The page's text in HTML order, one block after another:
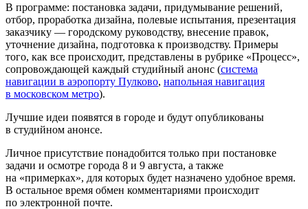
В программе: постановка задачи, придумывание решений,
отбор, проработка дизайна, полевые испытания, презентация
заказчику — городскому руководству, внесение правок,
уточнение дизайна, подготовка к производству. Примеры
того, как все происходит, представлены в рубрике «Процесс»,
сопровождающей каждый студийный анонс (система
навигации в аэропорту Пулково, напольная навигация
в московском метро).
Лучшие идеи появятся в городе и будут опубликованы
в студийном анонсе.
Личное присутствие понадобится только при постановке
задачи и осмотре города 8 и 9 августа, а также
на «примерках», для которых будет назначено удобное время.
В остальное время обмен комментариями происходит
по электронной почте.